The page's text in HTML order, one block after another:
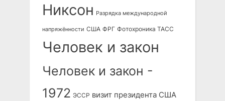
Никсон Разрядка международной
напряжённости США ФРГ Фотохроника ТАСС
Человек и закон
Человек и закон -
1972 ЭССР визит президента США